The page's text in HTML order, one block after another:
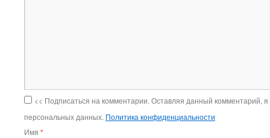
<< Подписаться на комментарии. Оставляя данный комментарий,
персональных данных. Политика конфиденциальности
Имя *